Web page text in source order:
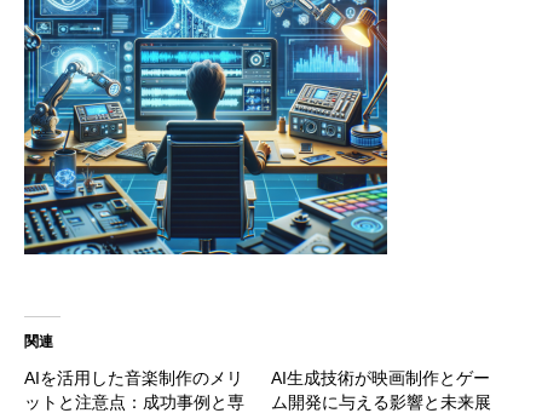
関連
AIを活用した音楽制作のメリ
ットと注意点：成功事例と専
AI生成技術が映画制作とゲー
ム開発に与える影響と未来展